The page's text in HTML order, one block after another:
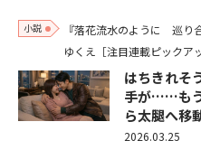
小説
『落花流水のように 巡り
ゆくえ［注目連載ピックア
はちきれそ
手が……も
ら太腿へ移
2026.03.25